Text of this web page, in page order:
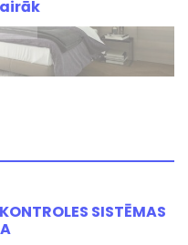
SISTĒMAS